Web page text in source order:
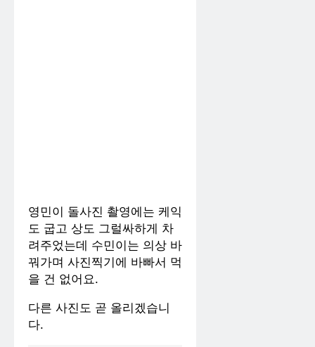
영민이 돌사진 촬영에는 케익
도 굽고 상도 그럴싸하게 차
려주었는데 수민이는 의상 바
꿔가며 사진찍기에 바빠서 먹
을 건 없어요.
다른 사진도 곧 올리겠습니
다.